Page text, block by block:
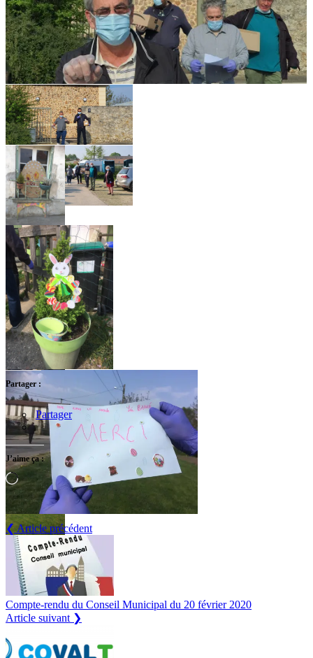
Partager :
Partager
J’aime ça :
Chargement…
❮ Article précédent
Compte-rendu du Conseil Municipal du 20 février 2020
Article suivant ❯